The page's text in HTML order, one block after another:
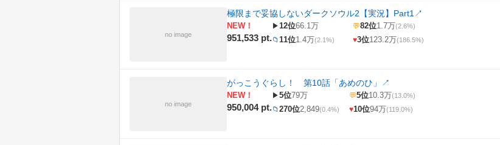
no image
極限まで妥協しないダークソウル2【実況】Part1 ↗
NEW！
951,533 pt.
▶12位66.1万 💬82位1.7万(2.6%)
📁 11位1.4万(2.1%) ♥3位123.2万(186.5%)
no image
がっこうぐらし！ 第10話「あめのひ」 ↗
NEW！
950,004 pt.
▶5位79万 💬5位10.3万(13.0%)
📁 270位2,849(0.4%) ♥10位94万(119.0%)